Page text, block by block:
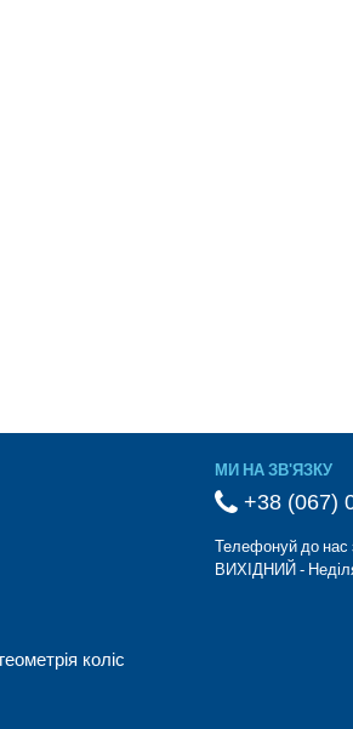
коліс
МИ НА ЗВ'ЯЗКУ
+38 (067)
Телефонуй до нас
ВИХІДНИЙ -